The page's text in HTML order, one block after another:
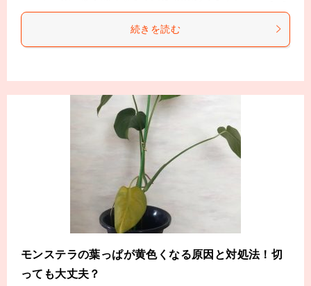
続きを読む
モンステラの葉っぱが黄色くなる原因と対処法！切
っても大丈夫？